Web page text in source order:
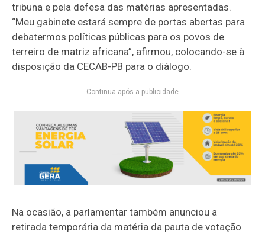
tribuna e pela defesa das matérias apresentadas.
“Meu gabinete estará sempre de portas abertas para
debatermos políticas públicas para os povos de
terreiro de matriz africana”, afirmou, colocando-se à
disposição da CECAB-PB para o diálogo.
Continua após a publicidade
Na ocasião, a parlamentar também anunciou a
retirada temporária da matéria da pauta de votação